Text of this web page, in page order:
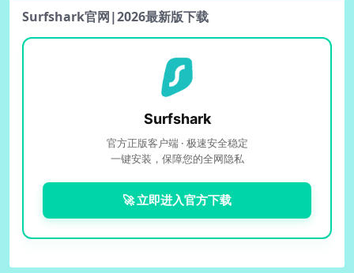
Surfshark官网|2026最新版下载
Surfshark
官方正版客户端 · 极速安全稳定
一键安装，保障您的全网隐私
🚀 立即进入官方下载